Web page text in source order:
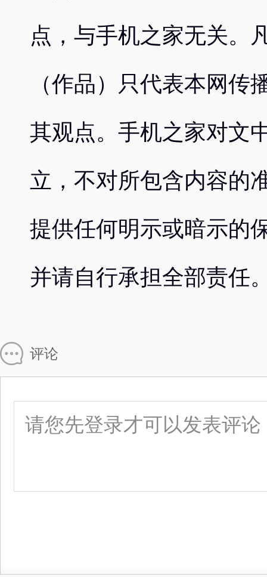
点，与手机之家无关。
（作品）只代表本网传
其观点。手机之家对文
立，不对所包含内容的
提供任何明示或暗示的
并请自行承担全部责任
评论